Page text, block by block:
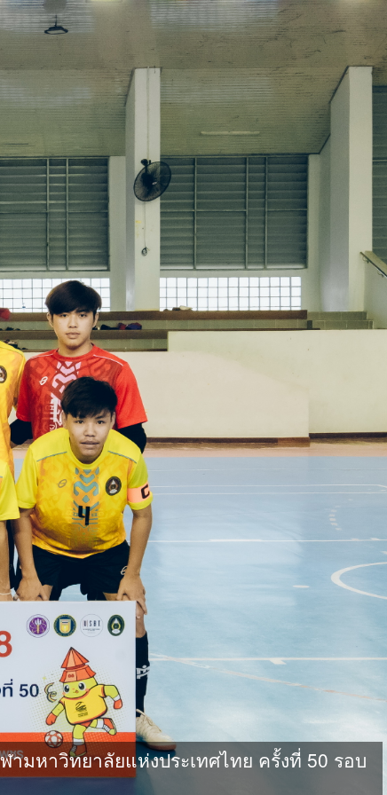
มหาวิทยาลัยแห่งประเทศไทย ครั้งที่ 50 รอบ